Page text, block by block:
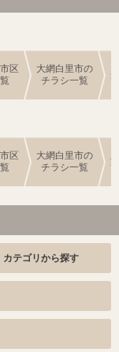
区
大網白里市の
チラシ一覧
区
大網白里市の
チラシ一覧
カテゴリから探す